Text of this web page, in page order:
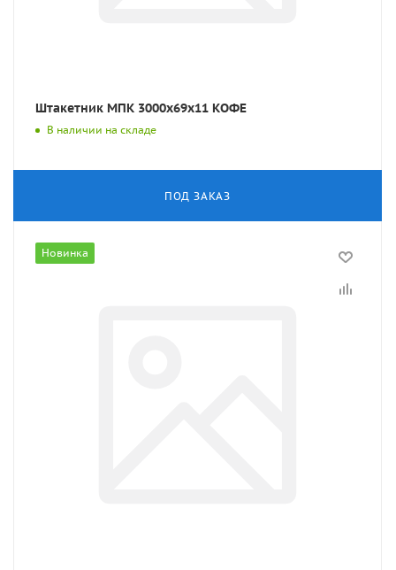
Штакетник МПК 3000x69x11 КОФЕ
В наличии на складе
ПОД ЗАКАЗ
Новинка